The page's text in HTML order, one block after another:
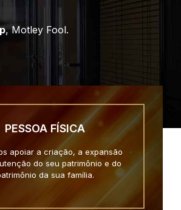
, Motley Fool.
PESSOA FÍSICA
apoiar a criação, a expansão
do seu patrimônio e do
da sua família.